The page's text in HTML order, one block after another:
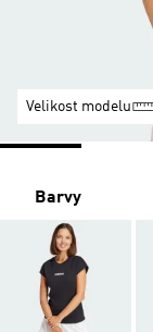
Velikost modelu
Barvy